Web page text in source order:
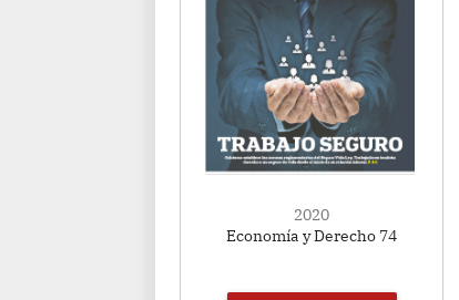
2020
Economía y Derecho 74